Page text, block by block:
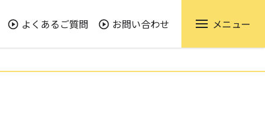
よくあるご質問 お問い合わせ メニュー